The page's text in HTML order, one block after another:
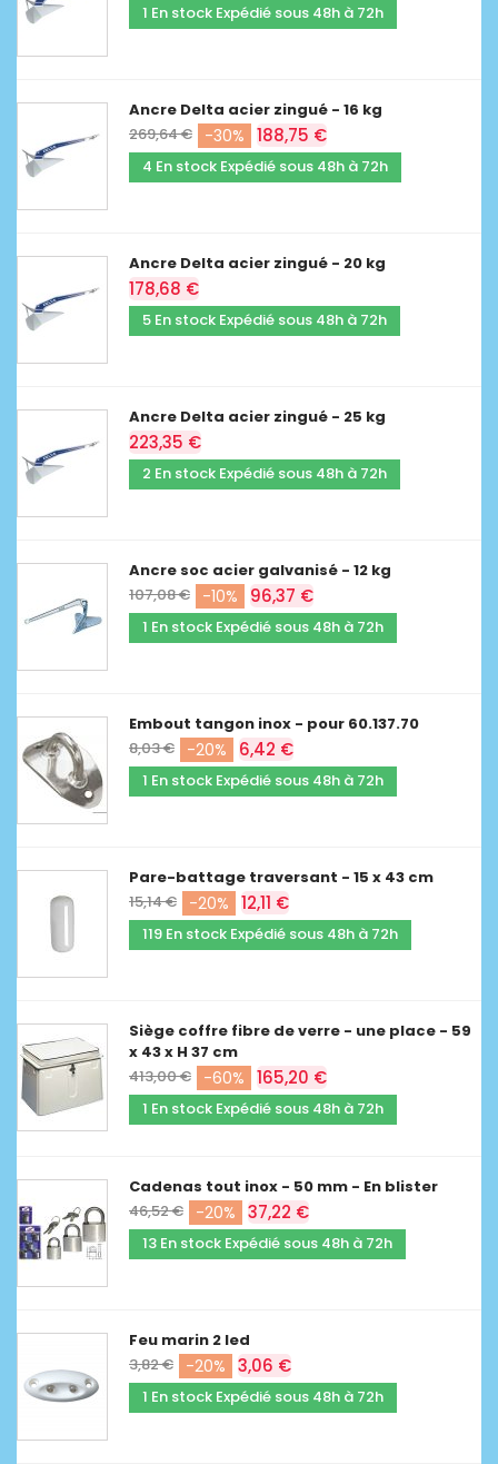
1 En stock Expédié sous 48h à 72h
Ancre Delta acier zingué - 16 kg
269,64 €
-30% 188,75 €
4 En stock Expédié sous 48h à 72h
Ancre Delta acier zingué - 20 kg
178,68 €
5 En stock Expédié sous 48h à 72h
Ancre Delta acier zingué - 25 kg
223,35 €
2 En stock Expédié sous 48h à 72h
Ancre soc acier galvanisé - 12 kg
107,08 €
-10% 96,37 €
1 En stock Expédié sous 48h à 72h
Embout tangon inox - pour 60.137.70
8,03 €
-20% 6,42 €
1 En stock Expédié sous 48h à 72h
Pare-battage traversant - 15 x 43 cm
15,14 €
-20% 12,11 €
119 En stock Expédié sous 48h à 72h
Siège coffre fibre de verre - une place - 59
x 43 x H 37 cm
413,00 €
-60% 165,20 €
1 En stock Expédié sous 48h à 72h
Cadenas tout inox - 50 mm - En blister
46,52 €
-20% 37,22 €
13 En stock Expédié sous 48h à 72h
Feu marin 2 led
3,82 €
-20% 3,06 €
1 En stock Expédié sous 48h à 72h